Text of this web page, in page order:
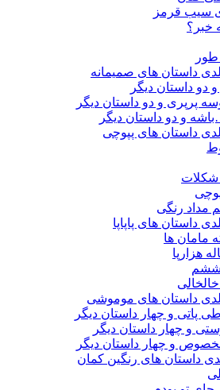
سیب قرمز
خبر؟
طور
و دو داستان دیگر
پرپری و دو داستان دیگر
و دو داستان دیگر
مداد رنگی
مامان ها
هزارپا
ششم
پاتی و چهار داستان دیگر
و چهار داستان دیگر
و چهار داستان دیگر